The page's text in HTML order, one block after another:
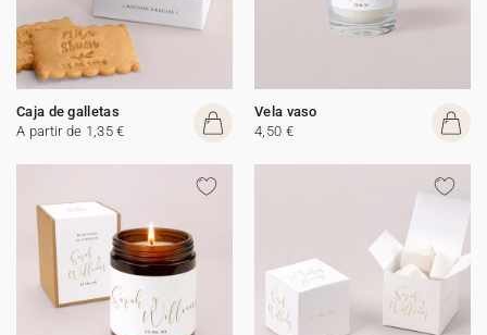
Caja de galletas
A partir de 1,35 €
Vela vaso
4,50 €